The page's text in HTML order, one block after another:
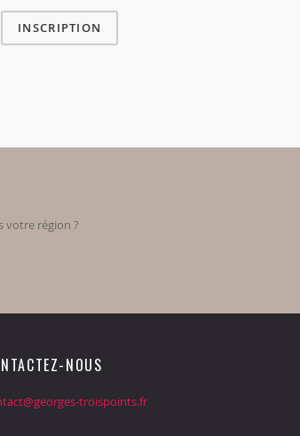
INSCRIPTION
votre région ?
NOUS
troispoints.fr